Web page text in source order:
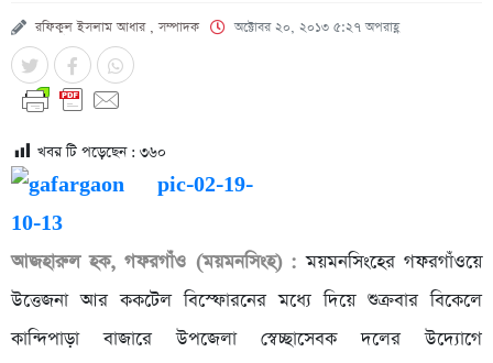
রফিকুল ইসলাম আধার , সম্পাদক অক্টোবর ২০, ২০১৩ ৫:২৭ অপরাহ্ণ
খবর টি পড়েছেন : ৩৬০
আজহারুল হক, গফরগাঁও (ময়মনসিংহ) : ময়মনসিংহের গফরগাঁওয়ে
উত্তেজনা আর ককটেল বিস্ফোরনের মধ্যে দিয়ে শুক্রবার বিকেলে
কান্দিপাড়া বাজারে উপজেলা স্বেচ্ছাসেবক দলের উদ্যোগে